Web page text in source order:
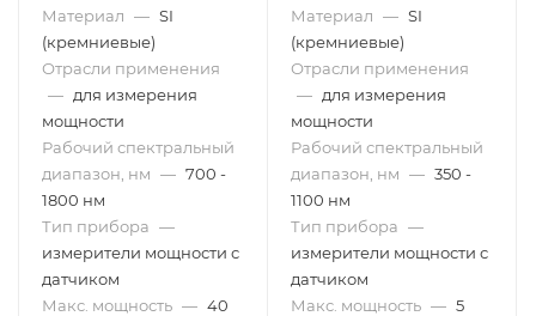
макс. мощность: 40 мВт,
Thorlabs
Материал — SI
(кремниевые)
Отрасли применения
— для измерения
мощности
Рабочий спектральный
диапазон, нм — 700 -
1800 нм
Тип прибора —
измерители мощности с
датчиком
Макс. мощность — 40
диапазон: 350 - 1100 нм,
макс. мощность: 5 Вт,
Thorlabs
Материал — SI
(кремниевые)
Отрасли применения
— для измерения
мощности
Рабочий спектральный
диапазон, нм — 350 -
1100 нм
Тип прибора —
измерители мощности с
датчиком
Макс. мощность — 5